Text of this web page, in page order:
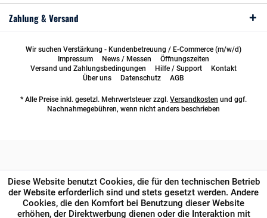
Zahlung & Versand
Wir suchen Verstärkung - Kundenbetreuung / E-Commerce (m/w/d)
Impressum
News / Messen
Öffnungszeiten
Versand und Zahlungsbedingungen
Hilfe / Support
Kontakt
Über uns
Datenschutz AGB
* Alle Preise inkl. gesetzl. Mehrwertsteuer zzgl. Versandkosten und ggf.
Nachnahmegebühren, wenn nicht anders beschrieben
Diese Website benutzt Cookies, die für den technischen Betrieb
der Website erforderlich sind und stets gesetzt werden. Andere
Cookies, die den Komfort bei Benutzung dieser Website
erhöhen, der Direktwerbung dienen oder die Interaktion mit